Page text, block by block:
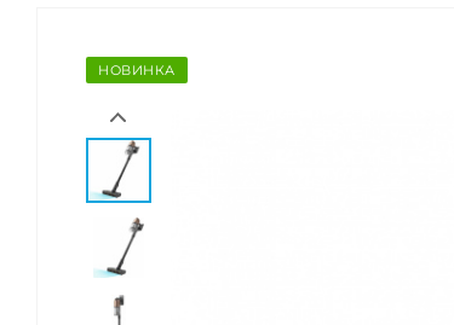
НОВИНКА